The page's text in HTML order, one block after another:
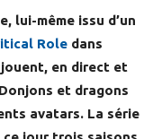
lui-même issu d’un
Role dans
en direct et
et dragons
avatars. La série